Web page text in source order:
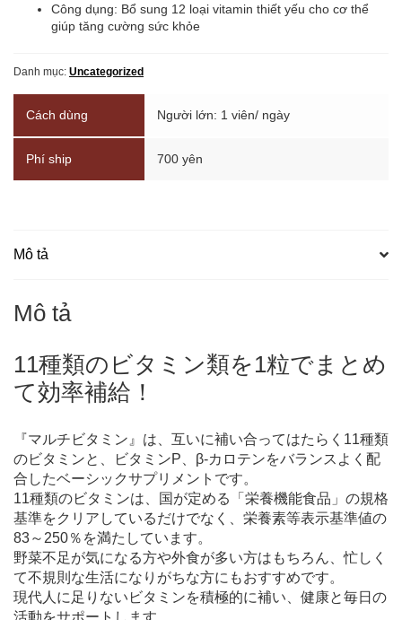
ル
チ
20
lượng
Công dụng: Bổ sung 12 loại vitamin thiết yếu cho cơ thể
giúp tăng cường sức khỏe
Danh mục: Uncategorized
Cách dùng Người lớn: 1 viên/ ngày
Phí ship 700 yên
Mô tả
Mô tả
11種類のビタミン類を1粒でまとめ
て効率補給！
『マルチビタミン』は、互いに補い合ってはたらく11種類
のビタミンと、ビタミンP、β-カロテンをバランスよく配
合したベーシックサプリメントです。
11種類のビタミンは、国が定める「栄養機能食品」の規格
基準をクリアしているだけでなく、栄養素等表示基準値の
83～250％を満たしています。
野菜不足が気になる方や外食が多い方はもちろん、忙しく
て不規則な生活になりがちな方にもおすすめです。
現代人に足りないビタミンを積極的に補い、健康と毎日の
活動をサポートします。